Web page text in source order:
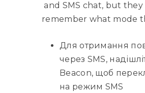
and SMS chat, but they
remember what mode
Для отримання
через SMS,
Beacon, щоб
на режим SMS